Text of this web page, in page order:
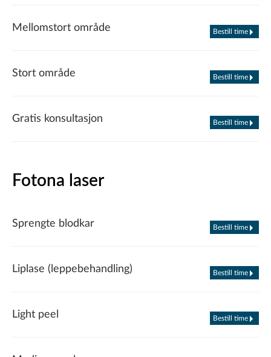
Mellomstort område Bestill time
Stort område Bestill time
Gratis konsultasjon Bestill time
Fotona laser
Sprengte blodkar Bestill time
Liplase (leppebehandling) Bestill time
Light peel Bestill time